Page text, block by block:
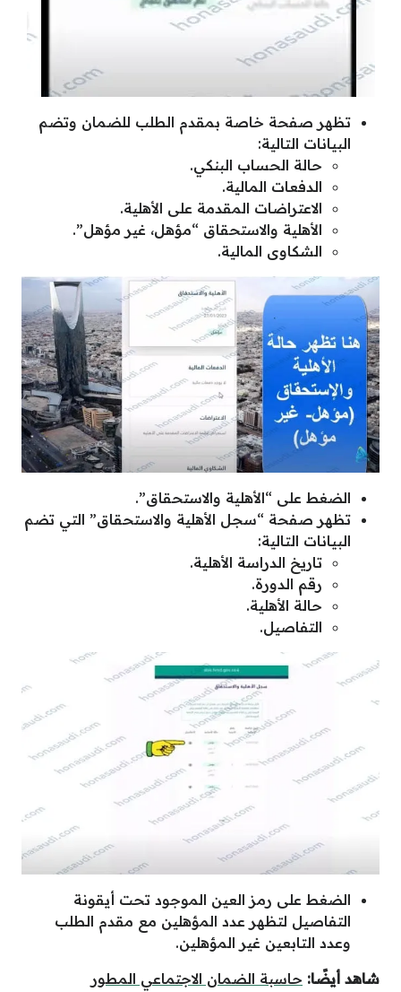
تظهر صفحة خاصة بمقدم الطلب للضمان وتضم
البيانات التالية:
حالة الحساب البنكي.
الدفعات المالية.
الاعتراضات المقدمة على الأهلية.
الأهلية والاستحقاق “مؤهل، غير مؤهل”.
الشكاوى المالية.
الضغط على “الأهلية والاستحقاق”.
تظهر صفحة “سجل الأهلية والاستحقاق” التي تضم
البيانات التالية:
تاريخ الدراسة الأهلية.
رقم الدورة.
حالة الأهلية.
التفاصيل.
الضغط على رمز العين الموجود تحت أيقونة
التفاصيل لتظهر عدد المؤهلين مع مقدم الطلب
وعدد التابعين غير المؤهلين.
شاهد أيضًا: حاسبة الضمان الاجتماعي المطور